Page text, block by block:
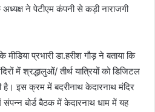
ने पेटीएम कंपनी से कड़ी नाराजगी
प्रभारी डा.हरीश गौड़ ने बताया कि
में श्रद्धालुओं/ तीर्थ यात्रियों को डिजिटल
है। इस क्रम में बदरीनाथ केदारनाथ मंदिर
संपन्न बोर्ड बैठक में केदारनाथ धाम में यह